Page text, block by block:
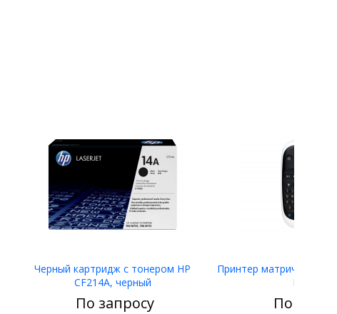
Черный картридж с тонером HP
CF214A, черный
По запросу
Принтер матричный
LW-400
По